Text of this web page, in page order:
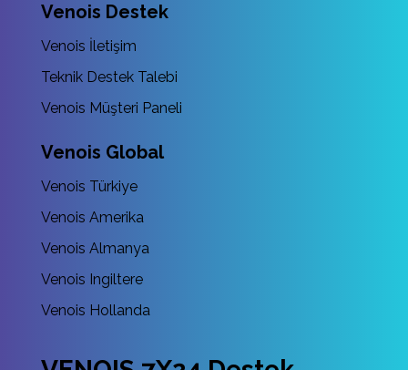
Venois Destek
Venois İletişim
Teknik Destek Talebi
Venois Müşteri Paneli
Venois Global
Venois Türkiye
Venois Amerika
Venois Almanya
Venois Ingiltere
Venois Hollanda